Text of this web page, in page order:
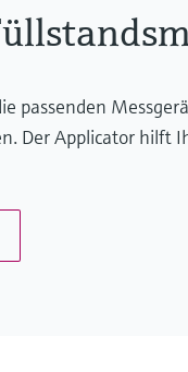
passenden
Der Applicator hilft